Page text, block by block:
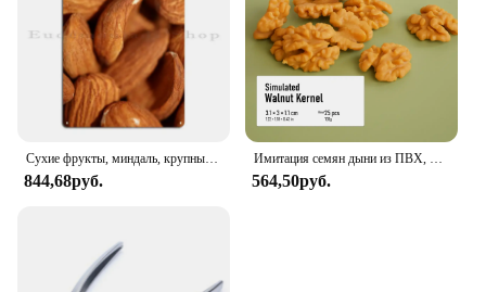
Сухие фрукты, миндаль, крупный план, металлические знаки, настенная пещера, кинотеатр, создание клуба, бар, печать, жестяной знак, плакат
844,68руб.
Имитация семян дыни из ПВХ, модель Jujube, кофейных орехов, ядра, миндаль, торт, десерт, магазин, демонстрация, искусственный орех, дисплей еды
564,50руб.